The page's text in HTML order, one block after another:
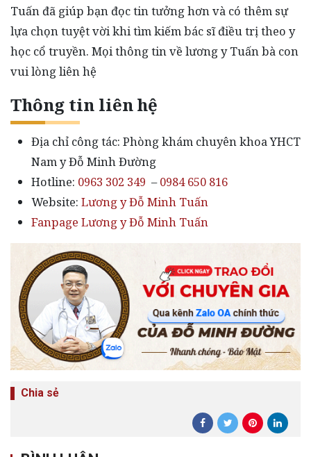
Tuấn đã giúp bạn đọc tin tưởng hơn và có thêm sự
lựa chọn tuyệt vời khi tìm kiếm bác sĩ điều trị theo y
học cổ truyền. Mọi thông tin về lương y Tuấn bà con
vui lòng liên hệ
Thông tin liên hệ
Địa chỉ công tác: Phòng khám chuyên khoa YHCT
Nam y Đỗ Minh Đường
Hotline: 0963 302 349 –0984 650 816
Website: Lương y Đỗ Minh Tuấn
Fanpage Lương y Đỗ Minh Tuấn
Chia sẻ